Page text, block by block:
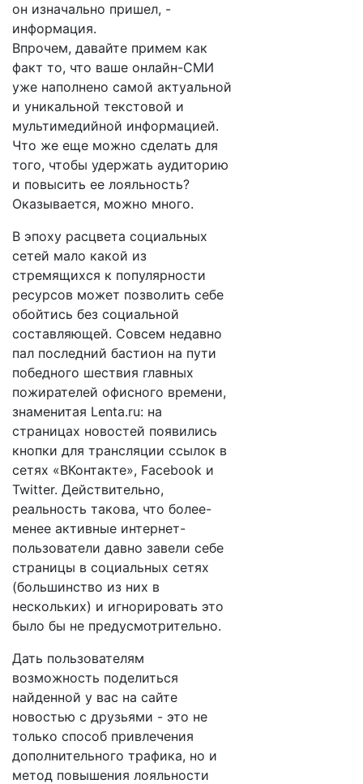
он изначально пришел, -
информация.
Впрочем, давайте примем как
факт то, что ваше онлайн-СМИ
уже наполнено самой актуальной
и уникальной текстовой и
мультимедийной информацией.
Что же еще можно сделать для
того, чтобы удержать аудиторию
и повысить ее лояльность?
Оказывается, можно много.
В эпоху расцвета социальных
сетей мало какой из
стремящихся к популярности
ресурсов может позволить себе
обойтись без социальной
составляющей. Совсем недавно
пал последний бастион на пути
победного шествия главных
пожирателей офисного времени,
знаменитая Lenta.ru: на
страницах новостей появились
кнопки для трансляции ссылок в
сетях «ВКонтакте», Facebook и
Twitter. Действительно,
реальность такова, что более-
менее активные интернет-
пользователи давно завели себе
страницы в социальных сетях
(большинство из них в
нескольких) и игнорировать это
было бы не предусмотрительно.
Дать пользователям
возможность поделиться
найденной у вас на сайте
новостью с друзьями - это не
только способ привлечения
дополнительного трафика, но и
метод повышения лояльности